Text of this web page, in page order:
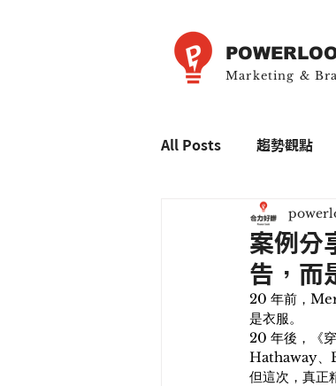
Marketing &
All Posts 趨勢觀點
案例分
告，而
20 年前，
是衣服。
20 年後，《
Hathaway、
但這次，真正